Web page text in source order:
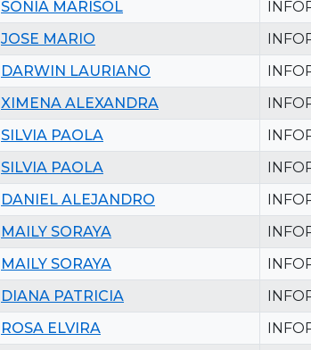
SONIA MARISOL
JOSE MARIO
DARWIN LAURIANO
XIMENA ALEXANDRA
SILVIA PAOLA
SILVIA PAOLA
DANIEL ALEJANDRO
MAILY SORAYA
MAILY SORAYA
DIANA PATRICIA
ROSA ELVIRA